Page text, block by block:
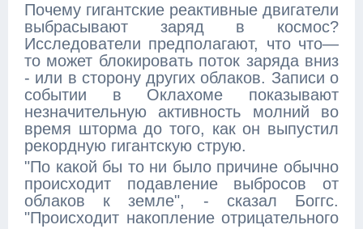
Почему гигантские реактивные двигатели
выбрасывают заряд в космос?
Исследователи предполагают, что что—
то может блокировать поток заряда вниз
- или в сторону других облаков. Записи о
событии в Оклахоме показывают
незначительную активность молний во
время шторма до того, как он выпустил
рекордную гигантскую струю.
"По какой бы то ни было причине обычно
происходит подавление выбросов от
облаков к земле", - сказал Боггс.
"Происходит накопление отрицательного